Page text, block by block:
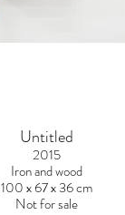
Untitled
2015
Iron and wood
100 x 67 x 36 cm
Not for sale